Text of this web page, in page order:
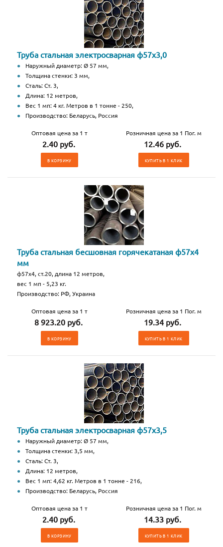
Труба стальная электросварная ф57х3,0
Наружный диаметр: Ø 57 мм,
Толщина стенки: 3 мм,
Сталь: Ст. 3,
Длина: 12 метров,
Вес 1 мп: 4 кг. Метров в 1 тонне - 250,
Производство: Беларусь, Россия
Оптовая цена за 1 т
2.40 руб.
В КОРЗИНУ
Розничная цена за 1 Пог. м
12.46 руб.
КУПИТЬ В 1 КЛИК
Труба стальная бесшовная горячекатаная ф57х4
мм
ф57х4, ст.20, длина 12 метров,
вес 1 мп - 5,23 кг.
Производство: РФ, Украина
Оптовая цена за 1 т
8 923.20 руб.
В КОРЗИНУ
Розничная цена за 1 Пог. м
19.34 руб.
КУПИТЬ В 1 КЛИК
Труба стальная электросварная ф57х3,5
Наружный диаметр: Ø 57 мм,
Толщина стенки: 3,5 мм,
Сталь: Ст. 3,
Длина: 12 метров,
Вес 1 мп: 4,62 кг. Метров в 1 тонне - 216,
Производство: Беларусь, Россия
Оптовая цена за 1 т
2.40 руб.
В КОРЗИНУ
Розничная цена за 1 Пог. м
14.33 руб.
КУПИТЬ В 1 КЛИК